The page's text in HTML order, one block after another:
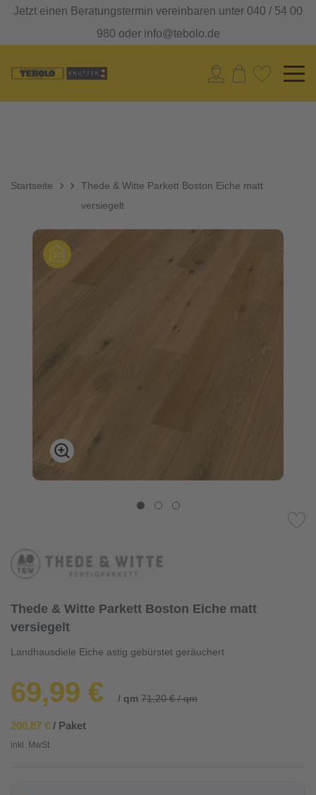
Jetzt einen Beratungstermin vereinbaren unter 040 / 54 00
980 oder info@tebolo.de
Startseite
Thede & Witte Parkett Boston Eiche matt
versiegelt
Thede & Witte Parkett Boston Eiche matt
versiegelt
Landhausdiele Eiche astig gebürstet geräuchert
69,99 € / qm 71,20 € / qm
200,87 € / Paket
inkl. MwSt.